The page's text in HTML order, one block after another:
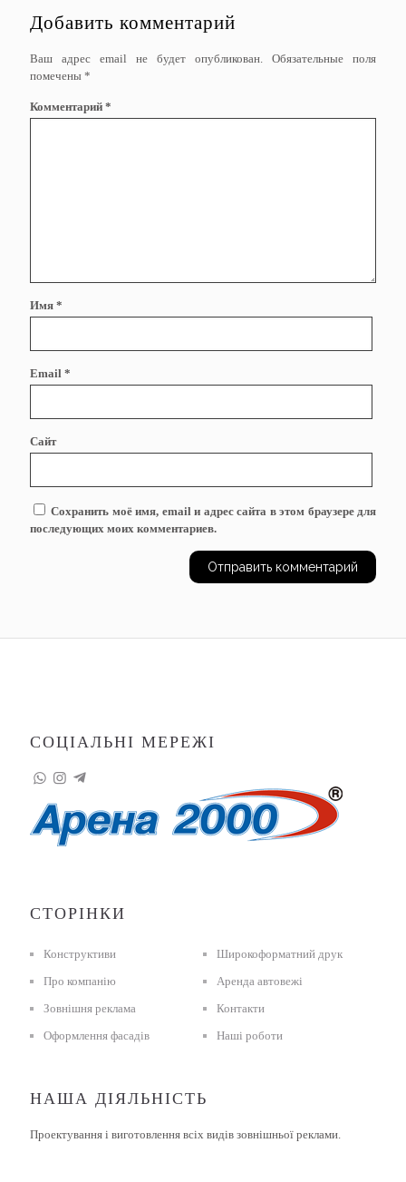
Добавить комментарий
Ваш адрес email не будет опубликован.
Обязательные поля
помечены *
Комментарий *
Имя *
Email *
Сайт
Сохранить моё имя, email и адрес сайта в этом браузере для
последующих моих комментариев.
СОЦІАЛЬНІ МЕРЕЖІ
СТОРІНКИ
Конструктиви
Про компанію
Зовнішня реклама
Оформлення фасадів
Широкоформатний друк
Аренда автовежі
Контакти
Наші роботи
НАША ДІЯЛЬНІСТЬ
Проектування і виготовлення всіх видів зовнішньої реклами.